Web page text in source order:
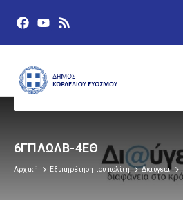
6ΓΠΛΩΛΒ-4ΕΘ
Αρχική Εξυπηρέτηση του πολίτη Διαύγεια